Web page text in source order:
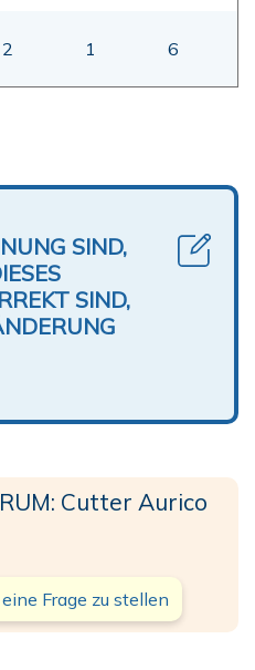
2 1 6
SIND,
SIND,
Cutter Aurico
Frage zu stellen